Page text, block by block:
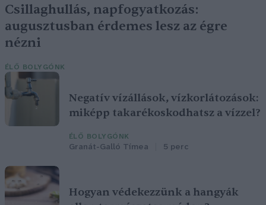
Csillaghullás, napfogyatkozás:
augusztusban érdemes lesz az égre
nézni
ÉLŐ BOLYGÓNK
Negatív vízállások, vízkorlátozások:
miképp takarékoskodhatsz a vízzel?
ÉLŐ BOLYGÓNK
Granát-Galló Tímea 5 perc
Hogyan védekezzünk a hangyák